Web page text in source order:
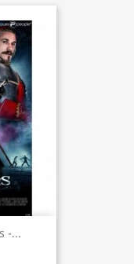
-...